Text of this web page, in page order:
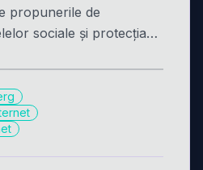
propunerile de
sociale și protecția